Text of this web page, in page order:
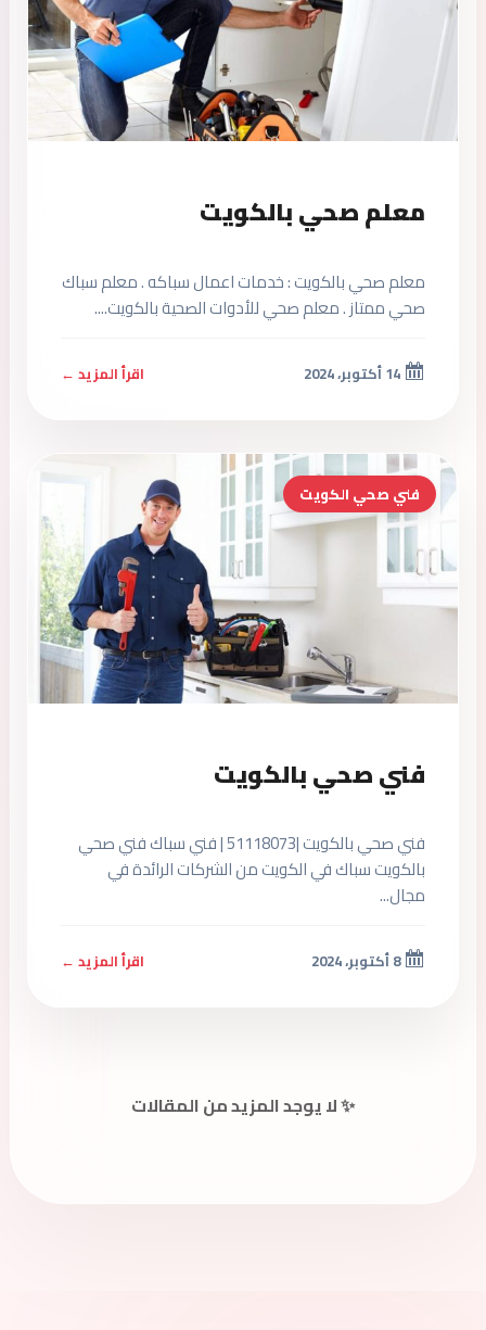
معلم صحي بالكويت
معلم صحي بالكويت : خدمات اعمال سباكه . معلم سباك
صحي ممتاز . معلم صحي للأدوات الصحية بالكويت....
اقرأ المزيد ←
فني صحي الكويت
فني صحي بالكويت
فني صحي بالكويت |51118073 | فني سباك فني صحي
بالكويت سباك في الكويت من الشركات الرائدة في
مجال...
8 أكتوبر، 2024 اقرأ المزيد ←
✨ لا يوجد المزيد من المقالات